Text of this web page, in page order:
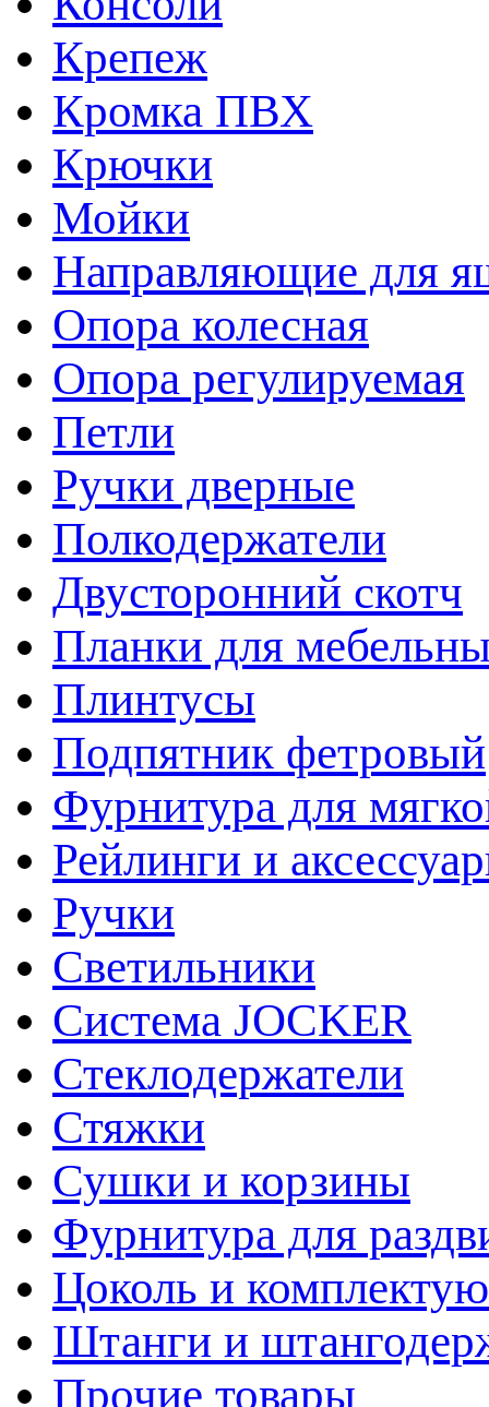
Крепеж
Кромка ПВХ
Крючки
Мойки
Направляющие для
Опора колесная
Опора регулируемая
Петли
Ручки дверные
Полкодержатели
Двусторонний скотч
Планки для
Плинтусы
Подпятник фетровый
Фурнитура для
Рейлинги и
Ручки
Светильники
Система JOCKER
Стеклодержатели
Стяжки
Сушки и корзины
Фурнитура для
Цоколь и
Штанги и
Прочие товары